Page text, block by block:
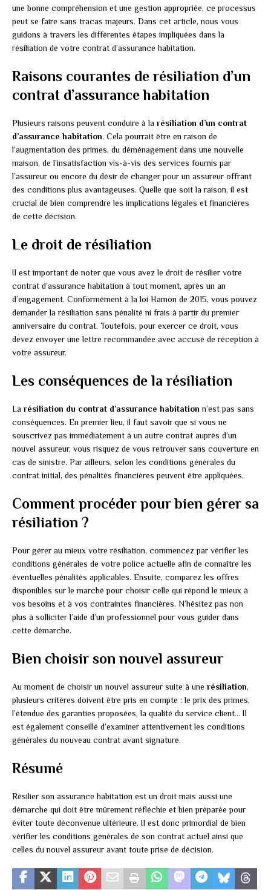
une bonne compréhension et une gestion appropriée, ce processus
peut se faire sans tracas majeurs. Dans cet article, nous vous
guidons à travers les différentes étapes impliquées dans la
résiliation de votre contrat d’assurance habitation.
Raisons courantes de résiliation d’un
contrat d’assurance habitation
Plusieurs raisons peuvent conduire à la résiliation d’un contrat
d’assurance habitation. Cela pourrait être en raison de
l’augmentation des primes, du déménagement dans une nouvelle
maison, de l’insatisfaction vis-à-vis des services fournis par
l’assureur ou encore du désir de changer pour un assureur offrant
des conditions plus avantageuses. Quelle que soit la raison, il est
crucial de bien comprendre les implications légales et financières
de cette décision.
Le droit de résiliation
Il est important de noter que vous avez le droit de résilier votre
contrat d’assurance habitation à tout moment, après un an
d’engagement. Conformément à la loi Hamon de 2015, vous pouvez
demander la résiliation sans pénalité ni frais à partir du premier
anniversaire du contrat. Toutefois, pour exercer ce droit, vous
devez envoyer une lettre recommandée avec accusé de réception à
votre assureur.
Les conséquences de la résiliation
La résiliation du contrat d’assurance habitation n’est pas sans
conséquences. En premier lieu, il faut savoir que si vous ne
souscrivez pas immédiatement à un autre contrat auprès d’un
nouvel assureur, vous risquez de vous retrouver sans couverture en
cas de sinistre. Par ailleurs, selon les conditions générales du
contrat initial, des pénalités financières peuvent être appliquées.
Comment procéder pour bien gérer sa
résiliation ?
Pour gérer au mieux votre résiliation, commencez par vérifier les
conditions générales de votre police actuelle afin de connaître les
éventuelles pénalités applicables. Ensuite, comparez les offres
disponibles sur le marché pour choisir celle qui répond le mieux à
vos besoins et à vos contraintes financières. N’hésitez pas non
plus à solliciter l’aide d’un professionnel pour vous guider dans
cette démarche.
Bien choisir son nouvel assureur
Au moment de choisir un nouvel assureur suite à une résiliation,
plusieurs critères doivent être pris en compte : le prix des primes,
l’étendue des garanties proposées, la qualité du service client… Il
est également conseillé d’examiner attentivement les conditions
générales du nouveau contrat avant signature.
Résumé
Résilier son assurance habitation est un droit mais aussi une
démarche qui doit être mûrement réfléchie et bien préparée pour
éviter toute déconvenue ultérieure. Il est donc primordial de bien
vérifier les conditions générales de son contrat actuel ainsi que
celles du nouvel assureur avant toute prise de décision.